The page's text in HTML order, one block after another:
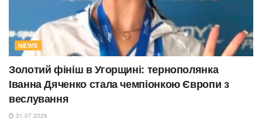
NEWS
Золотий фініш в Угорщині: тернополянка
Іванна Дяченко стала чемпіонкою Європи з
веслування
31.07.2026